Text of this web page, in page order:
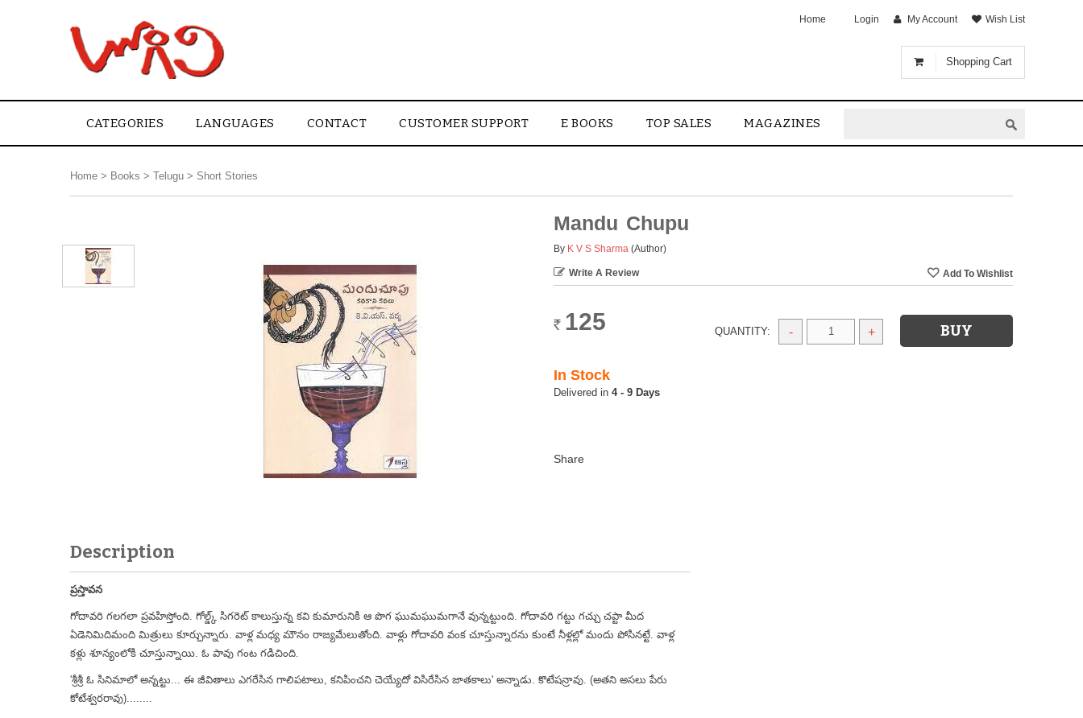
Shopping Cart
Home Login My Account Wish List
CATEGORIES LANGUAGES CONTACT CUSTOMER SUPPORT E BOOKS TOP SALES MAGAZINES
Home > Books > Telugu > Short Stories
Mandu Chupu
By K V S Sharma (Author)
Write A Review
Rs. 125 QUANTITY: - +
In Stock
4 - 9 Days
Description
ప్రస్తావన
గోదావరి గలగలా ప్రవహిస్తోంది. గోల్డ్క్ సిగరెట్ కాలుస్తున్న కవి కుమారునికి ఆ పొగ ఘుమఘుమగానే వున్నట్టుంది. గోదావరి గట్టు గచ్చు చప్టా మీద
ఏడెనిమిదిమంది మిత్రులు కూర్చున్నారు. వాళ్ల మధ్య మౌనం రాజ్యమేలుతోంది. వాళ్లు గోదావరి వంక చూస్తున్నారను కుంటే నీళ్లల్లో మందు పోసినట్టే. వాళ్ల
కళ్లు శూన్యంలోకి చూస్తున్నాయి. ఓ పావు గంట గడిచింది.
'శ్రీశ్రీ ఓ సినిమాలో అన్నట్టు... ఈ జీవితాలు ఎగరేసిన గాలిపటాలు, కనిపించని చెయ్యేదో విసిరేసిన జాతకాలు' అన్నాడు. కొటేషన్రావు. (అతని అసలు పేరు
కోటేశ్వరరావు)........